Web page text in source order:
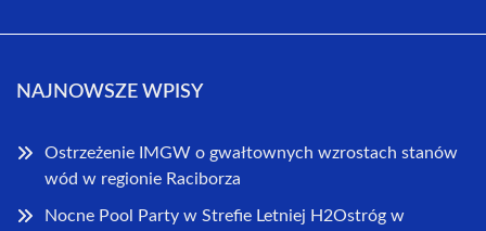
NAJNOWSZE WPISY
Ostrzeżenie IMGW o gwałtownych wzrostach stanów
wód w regionie Raciborza
Nocne Pool Party w Strefie Letniej H2Ostróg w